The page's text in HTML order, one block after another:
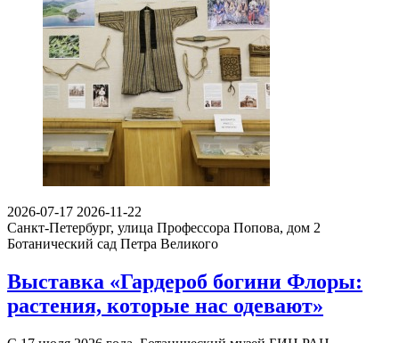
2026-07-17 2026-11-22
Санкт-Петербург, улица Профессора Попова, дом 2
Ботанический сад Петра Великого
Выставка «Гардероб богини Флоры:
растения, которые нас одевают»